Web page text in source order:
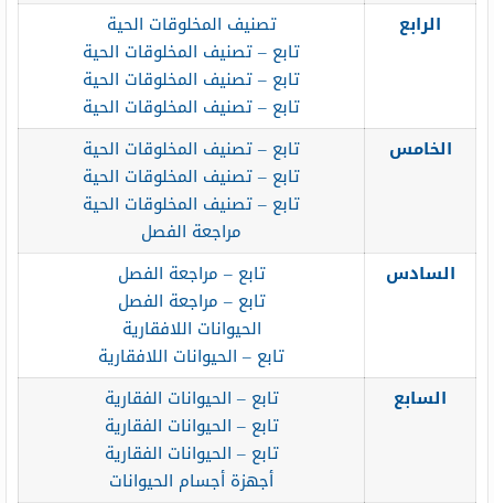
الرابع
تصنيف المخلوقات الحية
تابع – تصنيف المخلوقات الحية
تابع – تصنيف المخلوقات الحية
تابع – تصنيف المخلوقات الحية
الخامس
تابع – تصنيف المخلوقات الحية
تابع – تصنيف المخلوقات الحية
تابع – تصنيف المخلوقات الحية
مراجعة الفصل
السادس
تابع – مراجعة الفصل
تابع – مراجعة الفصل
الحيوانات اللافقارية
تابع – الحيوانات اللافقارية
السابع
تابع – الحيوانات الفقارية
تابع – الحيوانات الفقارية
تابع – الحيوانات الفقارية
أجهزة أجسام الحيوانات